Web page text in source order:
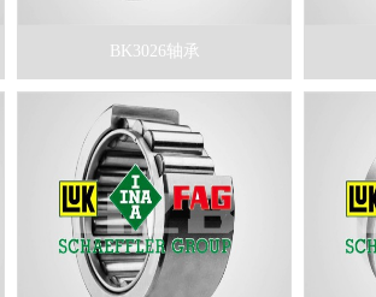
BK3026轴承